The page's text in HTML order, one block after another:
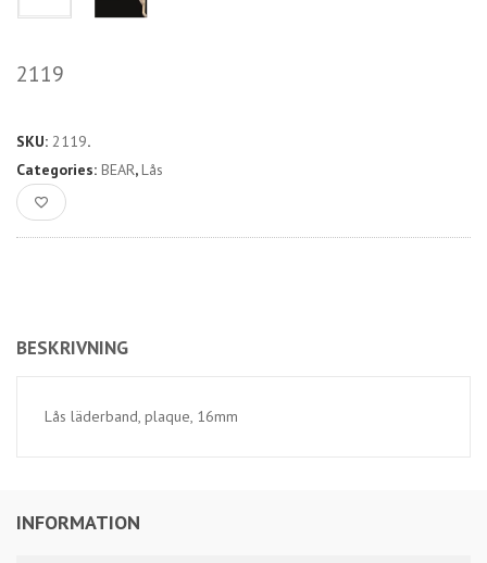
INFORMATION
2119
SKU: 2119.
Categories: BEAR,Lås
BESKRIVNING
Lås läderband, plaque, 16mm